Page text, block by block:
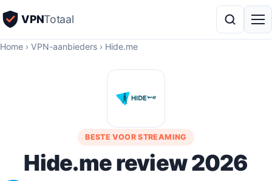
VPNTotaal
Home › VPN-aanbieders › Hide.me
BESTE VOOR STREAMING
Hide.me review 2026